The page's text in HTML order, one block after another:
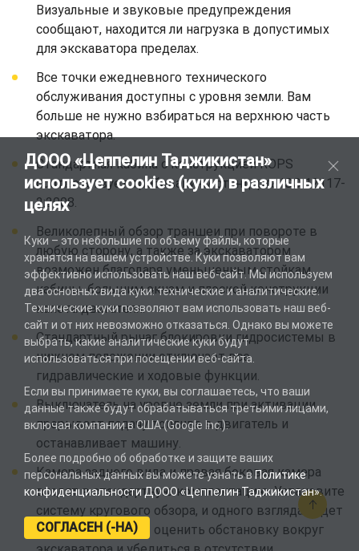
Визуальные и звуковые предупреждения
сообщают, находится ли нагрузка в допустимых
для экскаватора пределах.
Все точки ежедневного технического
обслуживания доступны с уровня земли. Вам
больше не нужно взбираться на верхнюю часть
экскаватора.
Стандартная кабина с конструкцией ROPS
соответствует требованиям стандарта ISO 12117-
2:2008.
Великолепный обзор траншеи при повороте в
любую сторону, а также за экскаватором
возможен благодаря уменьшенным стойкам
кабины, большим окнам и плоской конструкции
капота двигателя.
Стандартный рычаг блокировки гидросистемы в
нижнем положении отключает все
гидравлические и ходовые функции.
Выключатель на уровне земли при активации
прерывает подачу топлива в двигатель и
останавливает машину.
Камера заднего вида и правая боковая камера
входят в стандартную комплектацию. Установите
систему кругового обзора, и одного взгляда будет
достаточно, чтобы оценить обстановку вокруг
ДООО «Цеппелин Таджикистан»
использует cookies (куки) в различных
целях
Куки – это небольшие по объему файлы, которые
хранятся на вашем устройстве. Куки позволяют вам
эффективно использовать наш веб-сайт. Мы используем
два основных вида куки: технические и аналитические.
Технические куки позволяют вам использовать наш веб-
сайт и от них невозможно отказаться. Однако вы можете
выбрать, какие аналитические куки будут
использоваться при посещении веб-сайта.
Если вы принимаете куки, вы соглашаетесь, что ваши
данные также будут обрабатываться третьими лицами,
включая компании в США (Google Inc.).
Более подробно об обработке и защите ваших
персональных данных вы можете узнать вПолитике
конфиденциальности ДООО «Цеппелин Таджикистан».
СОГЛАСЕН (-НА)